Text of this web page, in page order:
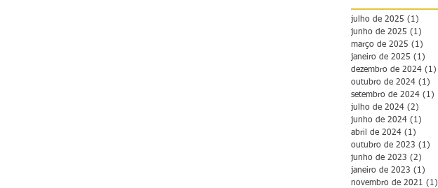
julho de 2025 (1)
junho de 2025 (1)
março de 2025 (1)
janeiro de 2025 (1)
dezembro de 2024 (1)
outubro de 2024 (1)
setembro de 2024 (1)
julho de 2024 (2)
junho de 2024 (1)
abril de 2024 (1)
outubro de 2023 (1)
junho de 2023 (2)
janeiro de 2023 (1)
novembro de 2021 (1)